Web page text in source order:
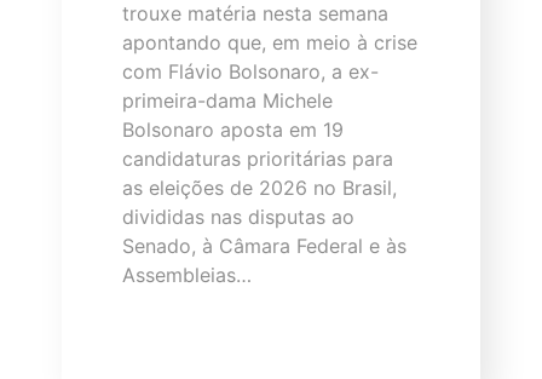
trouxe matéria nesta semana
apontando que, em meio à crise
com Flávio Bolsonaro, a ex-
primeira-dama Michele
Bolsonaro aposta em 19
candidaturas prioritárias para
as eleições de 2026 no Brasil,
divididas nas disputas ao
Senado, à Câmara Federal e às
Assembleias…